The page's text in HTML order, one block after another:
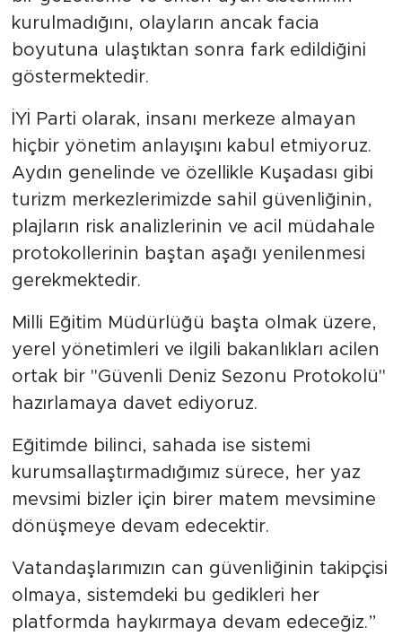
kurulmadığını, olayların ancak facia
boyutuna ulaştıktan sonra fark edildiğini
göstermektedir.
İYİ Parti olarak, insanı merkeze almayan
hiçbir yönetim anlayışını kabul etmiyoruz.
Aydın genelinde ve özellikle Kuşadası gibi
turizm merkezlerimizde sahil güvenliğinin,
plajların risk analizlerinin ve acil müdahale
protokollerinin baştan aşağı yenilenmesi
gerekmektedir.
Milli Eğitim Müdürlüğü başta olmak üzere,
yerel yönetimleri ve ilgili bakanlıkları acilen
ortak bir "Güvenli Deniz Sezonu Protokolü"
hazırlamaya davet ediyoruz.
Eğitimde bilinci, sahada ise sistemi
kurumsallaştırmadığımız sürece, her yaz
mevsimi bizler için birer matem mevsimine
dönüşmeye devam edecektir.
Vatandaşlarımızın can güvenliğinin takipçisi
olmaya, sistemdeki bu gedikleri her
platformda haykırmaya devam edeceğiz.”